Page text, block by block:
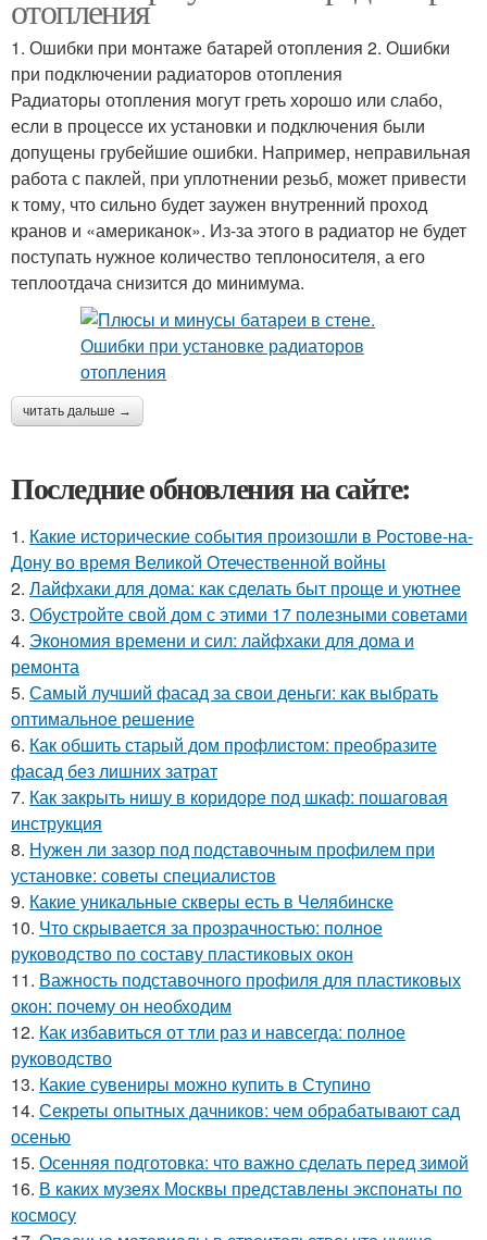
отопления
1. Ошибки при монтаже батарей отопления 2. Ошибки
при подключении радиаторов отопления
Радиаторы отопления могут греть хорошо или слабо,
если в процессе их установки и подключения были
допущены грубейшие ошибки. Например, неправильная
работа с паклей, при уплотнении резьб, может привести
к тому, что сильно будет заужен внутренний проход
кранов и «американок». Из-за этого в радиатор не будет
поступать нужное количество теплоносителя, а его
теплоотдача снизится до минимума.
читать дальше →
Последние обновления на сайте:
1. Какие исторические события произошли в Ростове-на-
Дону во время Великой Отечественной войны
2. Лайфхаки для дома: как сделать быт проще и уютнее
3. Обустройте свой дом с этими 17 полезными советами
4. Экономия времени и сил: лайфхаки для дома и
ремонта
5. Самый лучший фасад за свои деньги: как выбрать
оптимальное решение
6. Как обшить старый дом профлистом: преобразите
фасад без лишних затрат
7. Как закрыть нишу в коридоре под шкаф: пошаговая
инструкция
8. Нужен ли зазор под подставочным профилем при
установке: советы специалистов
9. Какие уникальные скверы есть в Челябинске
10. Что скрывается за прозрачностью: полное
руководство по составу пластиковых окон
11. Важность подставочного профиля для пластиковых
окон: почему он необходим
12. Как избавиться от тли раз и навсегда: полное
руководство
13. Какие сувениры можно купить в Ступино
14. Секреты опытных дачников: чем обрабатывают сад
осенью
15. Осенняя подготовка: что важно сделать перед зимой
16. В каких музеях Москвы представлены экспонаты по
космосу